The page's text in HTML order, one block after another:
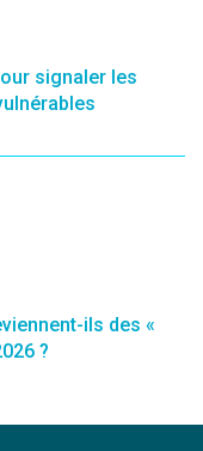
signaler les
ils des «
?